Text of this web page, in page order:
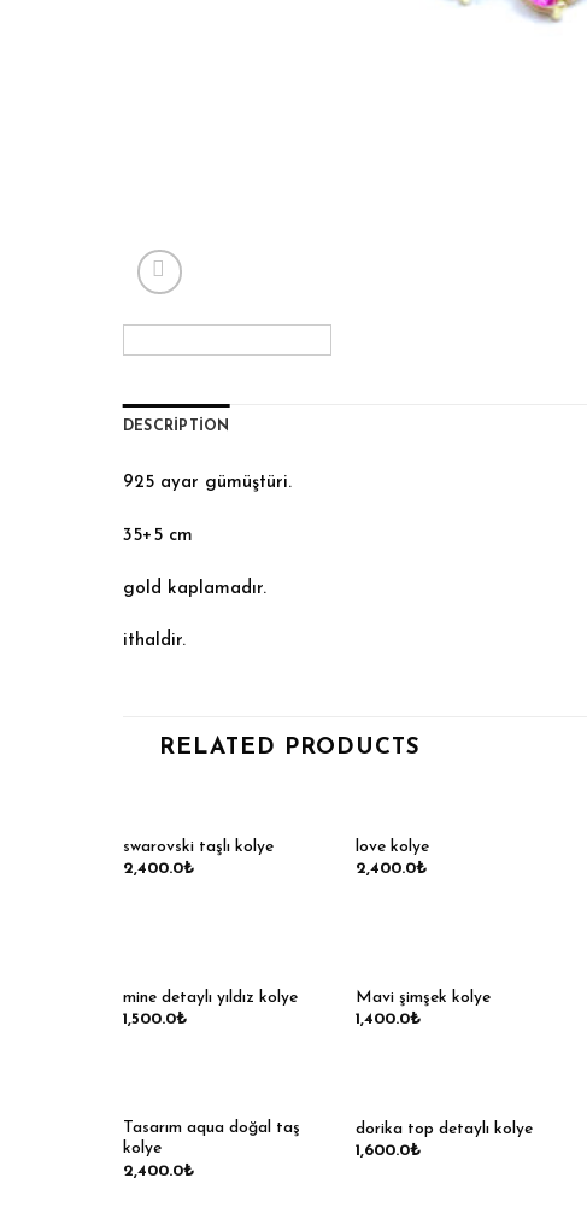
DESCRIPTION
925 ayar gümüştüri.
35+5 cm
gold kaplamadır.
ithaldir.
RELATED PRODUCTS
swarovski taşlı kolye
2,400.0₺
love kolye
2,400.0₺
mine detaylı yıldız kolye
1,500.0₺
Mavi şimşek kolye
1,400.0₺
Tasarım aqua doğal taş
kolye
2,400.0₺
dorika top detaylı kolye
1,600.0₺